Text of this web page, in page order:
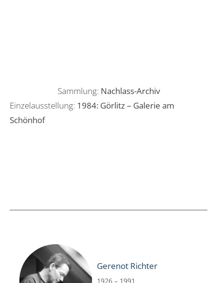
Sammlung: Nachlass-Archiv
Einzelausstellung: 1984: Görlitz – Galerie am
Schönhof
Gerenot Richter
1926 – 1991